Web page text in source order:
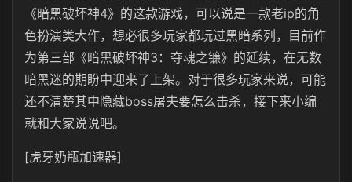
《暗黑破坏神4》的这款游戏，可以说是一款老ip的角
色扮演类大作，想必很多玩家都玩过黑暗系列，目前作
为第三部《暗黑破坏神3：夺魂之镰》的延续，在无数
暗黑迷的期盼中迎来了上架。对于很多玩家来说，可能
还不清楚其中隐藏boss屠夫要怎么击杀，接下来小编
就和大家说说吧。
[虎牙奶瓶加速器]